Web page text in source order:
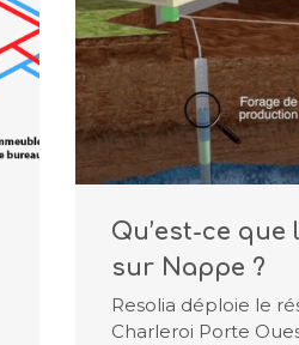
Qu’est-ce que
sur Nappe ?
Resolia déploie le
Charleroi Porte